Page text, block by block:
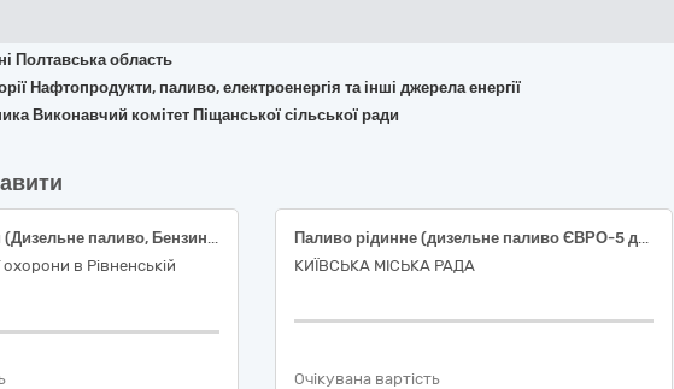
Полтавська область
Нафтопродукти, паливо, електроенергія та інші джерела енергії
Виконавчий комітет Піщанської сільської ради
Нафта і дистиляти (Дизельне паливо, Бензин А-95)
охорони в Рівненській
Паливо рідинне (дизельне паливо ЄВРО-5 для генераторів наливом з доставкою)
КИЇВСЬКА МІСЬКА РАДА
Очікувана вартість